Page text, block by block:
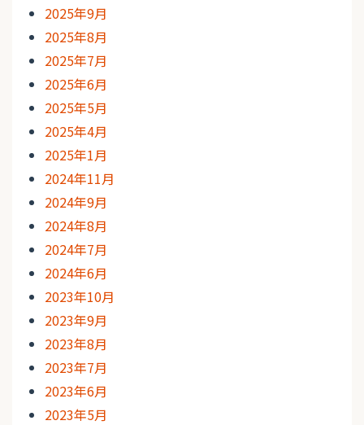
2025年9月
2025年8月
2025年7月
2025年6月
2025年5月
2025年4月
2025年1月
2024年11月
2024年9月
2024年8月
2024年7月
2024年6月
2023年10月
2023年9月
2023年8月
2023年7月
2023年6月
2023年5月